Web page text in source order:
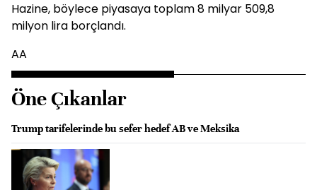
Hazine, böylece piyasaya toplam 8 milyar 509,8
milyon lira borçlandı.
AA
Öne Çıkanlar
Trump tarifelerinde bu sefer hedef AB ve Meksika